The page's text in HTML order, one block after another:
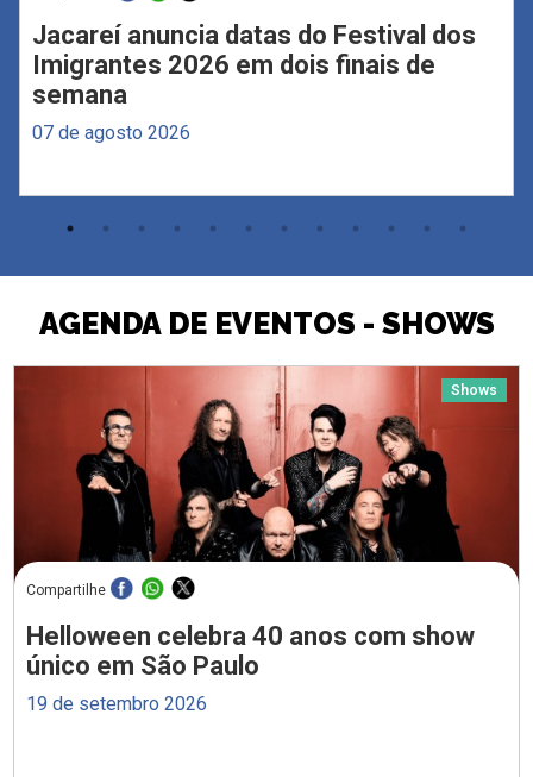
Jacareí anuncia datas do Festival dos
Imigrantes 2026 em dois finais de
semana
07 de agosto 2026
AGENDA DE EVENTOS - SHOWS
Shows
Compartilhe
Helloween celebra 40 anos com show
único em São Paulo
19 de setembro 2026